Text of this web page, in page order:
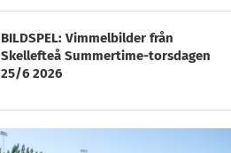
BILDSPEL: Vimmelbilder från
Skellefteå Summertime-torsdagen
25/6 2026